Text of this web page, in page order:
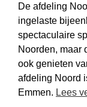
De afdeling
ingelaste
spectaculaire
Noorden, maar
ook genieten
afdeling Noord
Emmen. Lees